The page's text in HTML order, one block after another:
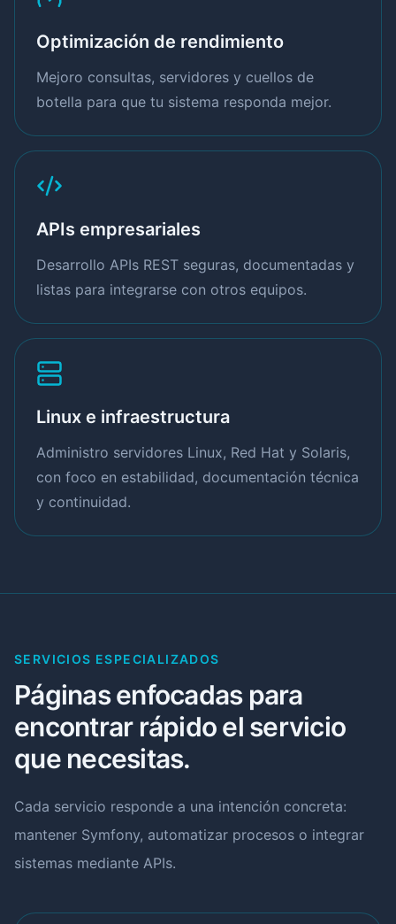
Optimización de rendimiento
Mejoro consultas, servidores y cuellos de
botella para que tu sistema responda mejor.
APIs empresariales
Desarrollo APIs REST seguras, documentadas y
listas para integrarse con otros equipos.
Linux e infraestructura
Administro servidores Linux, Red Hat y Solaris,
con foco en estabilidad, documentación técnica
y continuidad.
SERVICIOS ESPECIALIZADOS
Páginas enfocadas para
encontrar rápido el servicio
que necesitas.
Cada servicio responde a una intención concreta:
mantener Symfony, automatizar procesos o integrar
sistemas mediante APIs.